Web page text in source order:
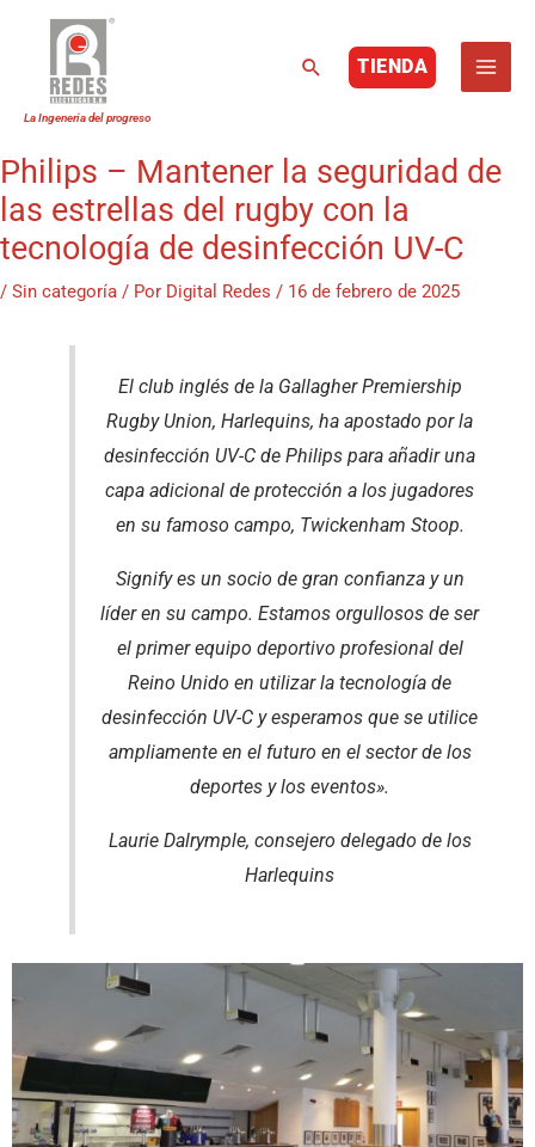
contenido
BuscarTIENDA
Philips – Mantener la seguridad de
las estrellas del rugby con la
tecnología de desinfección UV-C
/ Sin categoría / Por Digital Redes / 16 de febrero de 2025
El club inglés de la Gallagher Premiership
Rugby Union, Harlequins, ha apostado por la
desinfección UV-C de Philips para añadir una
capa adicional de protección a los jugadores
en su famoso campo, Twickenham Stoop.
Signify es un socio de gran confianza y un
líder en su campo. Estamos orgullosos de ser
el primer equipo deportivo profesional del
Reino Unido en utilizar la tecnología de
desinfección UV-C y esperamos que se utilice
ampliamente en el futuro en el sector de los
deportes y los eventos».
Laurie Dalrymple, consejero delegado de los
Harlequins